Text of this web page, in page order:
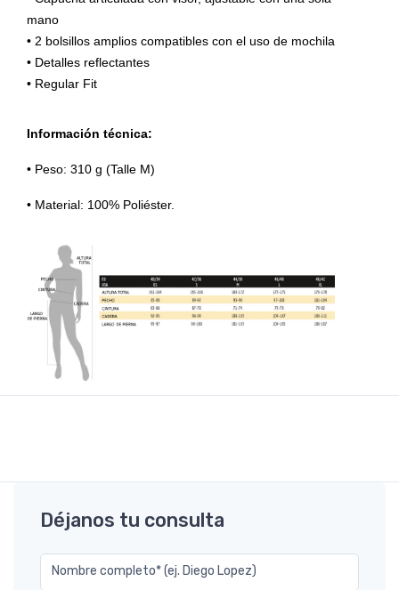
mano
• 2 bolsillos amplios compatibles con el uso de mochila
• Detalles reflectantes
• Regular Fit
Información técnica:
• Peso: 310 g (Talle M)
• Material: 100% Poliéster.
Déjanos tu consulta
Nombre completo* (ej. Diego Lopez)